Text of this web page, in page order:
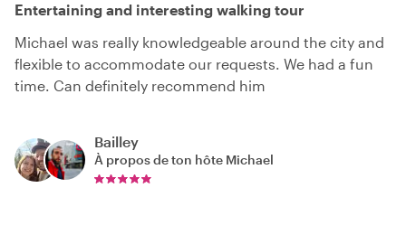
Entertaining and interesting walking tour
Michael was really knowledgeable around the city and
flexible to accommodate our requests. We had a fun
time. Can definitely recommend him
Bailley
À propos de ton hôte Michael